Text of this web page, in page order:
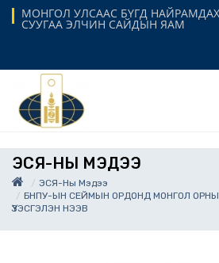
МОНГОЛ УЛСААС БҮГД
СУУГАА ЭЛЧИН САЙДЫН ЯАМ
ЭСЯ-НЫ МЭДЭЭ
ЭСЯ-Ны Мэдээ
БНПУ-ЫН СЕЙМЫН ОРДОНД МОНГОЛ ОРНЫ
ҮЗЭСГЭЛЭН НЭЭВ